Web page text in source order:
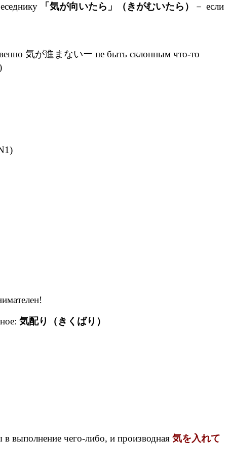
「気が向いたら」（きがむいたら）
－ если
気が進まないー не быть склонным что-то
気配り（きくばり）
в выполнение чего-либо, и производная 気を入れて